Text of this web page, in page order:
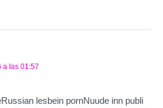
a las 01:57
lesbein pornNuude inn publi